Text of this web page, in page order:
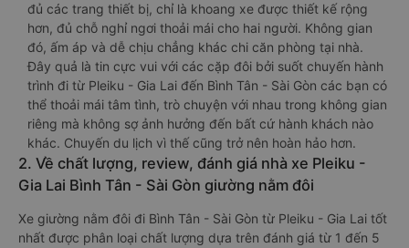
đủ các trang thiết bị, chỉ là khoang xe được thiết kế rộng
hơn, đủ chỗ nghỉ ngơi thoải mái cho hai người. Không gian
đó, ấm áp và dễ chịu chẳng khác chi căn phòng tại nhà.
Đây quả là tin cực vui với các cặp đôi bởi suốt chuyến hành
trình đi từ Pleiku - Gia Lai đến Bình Tân - Sài Gòn các bạn có
thể thoải mái tâm tình, trò chuyện với nhau trong không gian
riêng mà không sợ ảnh hưởng đến bất cứ hành khách nào
khác. Chuyến du lịch vì thế cũng trở nên hoàn hảo hơn.
2. Về chất lượng, review, đánh giá nhà xe Pleiku -
Gia Lai Bình Tân - Sài Gòn giường nằm đôi
Xe giường nằm đôi đi Bình Tân - Sài Gòn từ Pleiku - Gia Lai tốt
nhất được phân loại chất lượng dựa trên đánh giá từ 1 đến 5